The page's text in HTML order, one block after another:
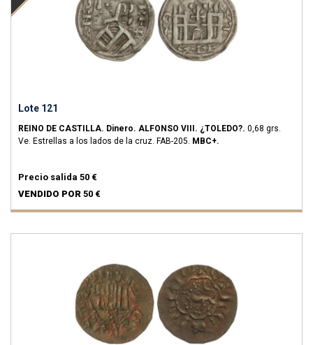
Lote 121
REINO DE CASTILLA. Dinero. ALFONSO VIII. ¿TOLEDO?. 0,68 grs.
Ve. Estrellas a los lados de la cruz. FAB-205. MBC+.
Precio salida 50 €
VENDIDO POR 50 €